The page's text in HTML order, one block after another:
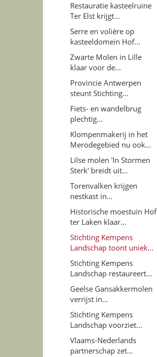
Restauratie kasteelruïne
Ter Elst krijgt...
Serre en volière op
kasteeldomein Hof...
Zwarte Molen in Lille
klaar voor de...
Provincie Antwerpen
steunt Stichting...
Fiets- en wandelbrug
plechtig...
Klompenmakerij in het
Merodegebied nu ook...
Lilse molen 'In Stormen
Sterk' breidt uit...
Torenvalken krijgen
nestkast in...
Historische moestuin Hof
ter Laken klaar...
Stichting Kempens
Landschap toont uniek...
Stichting Kempens
Landschap restaureert...
Geelse Gansakkermolen
verrijst in...
Stichting Kempens
Landschap voorziet...
Vlaams-Nederlands
partnerschap zet...